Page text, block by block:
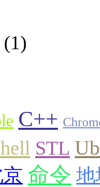
(1)
C++
STL
命令 地